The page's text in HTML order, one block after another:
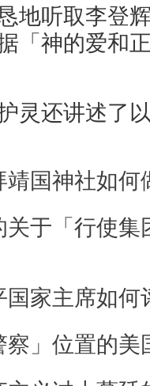
地听取李登
「神的爱和
灵还讲述了
靖国神社如何
于「行使集
国家主席如何
察」位置的美